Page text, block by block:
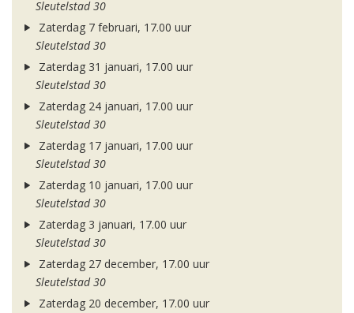
Sleutelstad 30
Zaterdag 7 februari, 17.00 uur
Sleutelstad 30
Zaterdag 31 januari, 17.00 uur
Sleutelstad 30
Zaterdag 24 januari, 17.00 uur
Sleutelstad 30
Zaterdag 17 januari, 17.00 uur
Sleutelstad 30
Zaterdag 10 januari, 17.00 uur
Sleutelstad 30
Zaterdag 3 januari, 17.00 uur
Sleutelstad 30
Zaterdag 27 december, 17.00 uur
Sleutelstad 30
Zaterdag 20 december, 17.00 uur